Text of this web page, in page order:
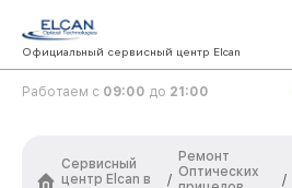
Официальный сервисный центр Elcan
Работаем с 09:00 до 21:00
Сервисный
центр Elcan в
/
Ремонт
Оптических
/